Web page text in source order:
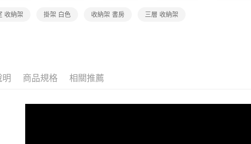
收納架 掛架 白色 收納架 書房 三層 收納架
明 商品規格 相關推薦